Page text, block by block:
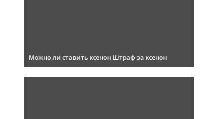
Можно ли ставить ксенон Штраф за ксенон